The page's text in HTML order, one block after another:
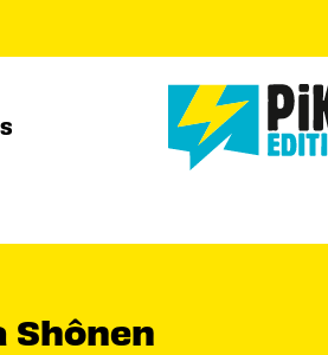
Shônen